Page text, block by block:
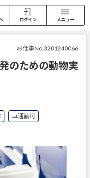
ログイン メニュー
お仕事No.3201240066
のための動物実
車通勤可